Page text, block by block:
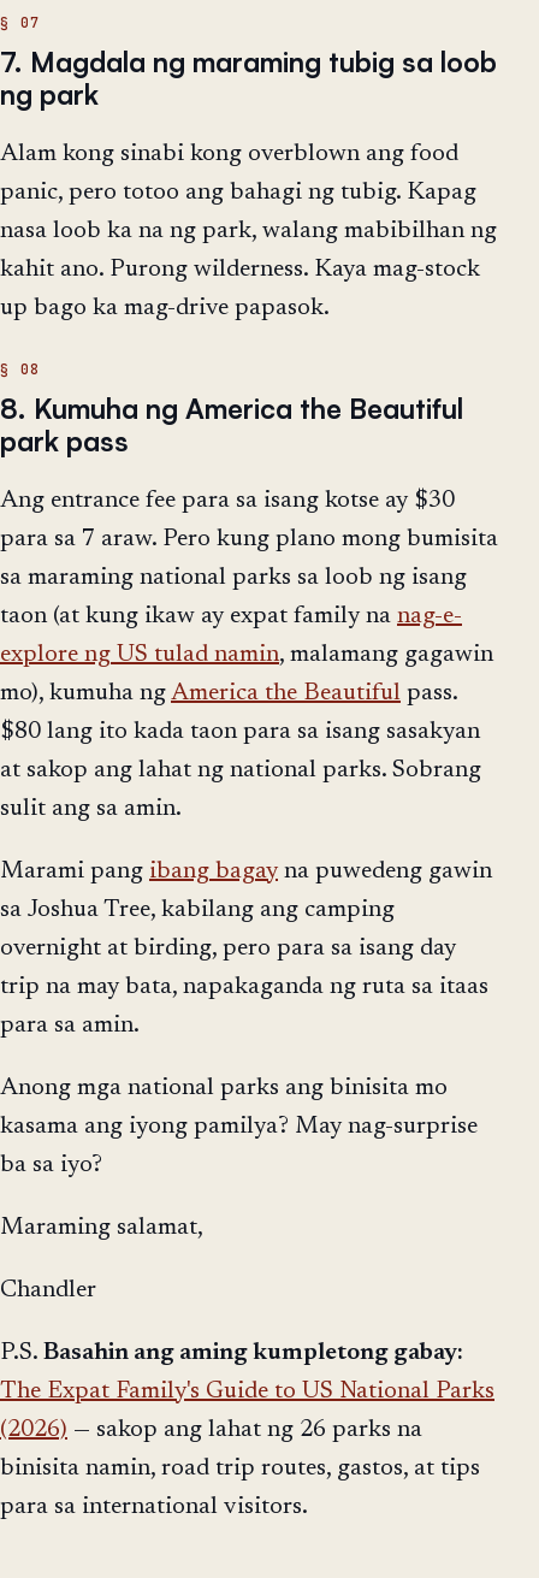
7. Magdala ng maraming tubig sa loob
ng park
Alam kong sinabi kong overblown ang food
panic, pero totoo ang bahagi ng tubig. Kapag
nasa loob ka na ng park, walang mabibilhan ng
kahit ano. Purong wilderness. Kaya mag-stock
up bago ka mag-drive papasok.
8. Kumuha ng America the Beautiful
park pass
Ang entrance fee para sa isang kotse ay $30
para sa 7 araw. Pero kung plano mong bumisita
sa maraming national parks sa loob ng isang
taon (at kung ikaw ay expat family na nag-e-
explore ng US tulad namin, malamang gagawin
mo), kumuha ng America the Beautiful pass.
$80 lang ito kada taon para sa isang sasakyan
at sakop ang lahat ng national parks. Sobrang
sulit ang sa amin.
Marami pang ibang bagay na puwedeng gawin
sa Joshua Tree, kabilang ang camping
overnight at birding, pero para sa isang day
trip na may bata, napakaganda ng ruta sa itaas
para sa amin.
Anong mga national parks ang binisita mo
kasama ang iyong pamilya? May nag-surprise
ba sa iyo?
Maraming salamat,
Chandler
P.S. Basahin ang aming kumpletong gabay:
The Expat Family's Guide to US National Parks
(2026) — sakop ang lahat ng 26 parks na
binisita namin, road trip routes, gastos, at tips
para sa international visitors.